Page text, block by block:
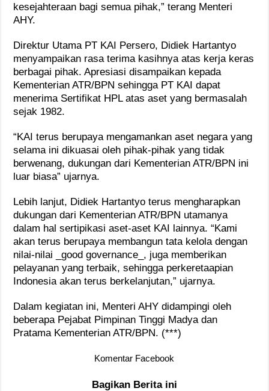
kesejahteraan bagi semua pihak,” terang Menteri
AHY.
Direktur Utama PT KAI Persero, Didiek Hartantyo
menyampaikan rasa terima kasihnya atas kerja keras
berbagai pihak. Apresiasi disampaikan kepada
Kementerian ATR/BPN sehingga PT KAI dapat
menerima Sertifikat HPL atas aset yang bermasalah
sejak 1982.
“KAI terus berupaya mengamankan aset negara yang
selama ini dikuasai oleh pihak-pihak yang tidak
berwenang, dukungan dari Kementerian ATR/BPN ini
luar biasa” ujarnya.
Lebih lanjut, Didiek Hartantyo terus mengharapkan
dukungan dari Kementerian ATR/BPN utamanya
dalam hal sertipikasi aset-aset KAI lainnya. “Kami
akan terus berupaya membangun tata kelola dengan
nilai-nilai _good governance_, juga memberikan
pelayanan yang terbaik, sehingga perkeretaapian
Indonesia akan terus berkelanjutan,” ujarnya.
Dalam kegiatan ini, Menteri AHY didampingi oleh
beberapa Pejabat Pimpinan Tinggi Madya dan
Pratama Kementerian ATR/BPN. (***)
Komentar Facebook
Bagikan Berita ini